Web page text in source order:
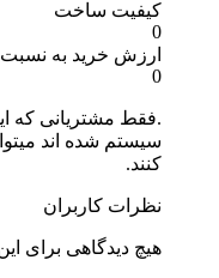
کیفیت ساخت
0
ارزش خرید به
0
.فقط مشتریانی که
سیستم شده اند
کنند.
نظرات کاربران
هیچ دیدگاهی برای